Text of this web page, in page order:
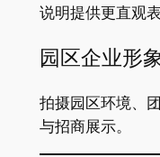
说明提供更直观表
园区企业形
拍摄园区环境、
与招商展示。